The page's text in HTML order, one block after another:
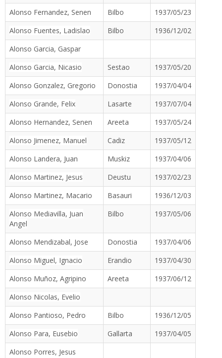
Alonso Fernandez, Senen
Bilbo
1937/05/23
Alonso Fuentes, Ladislao
Bilbo
1936/12/02
Alonso Garcia, Gaspar
Alonso Garcia, Nicasio
Sestao
1937/05/20
Alonso Gonzalez, Gregorio
Donostia
1937/04/04
Alonso Grande, Felix
Lasarte
1937/07/04
Alonso Hernandez, Senen
Areeta
1937/05/24
Alonso Jimenez, Manuel
Cadiz
1937/05/12
Alonso Landera, Juan
Muskiz
1937/04/06
Alonso Martinez, Jesus
Deustu
1937/02/23
Alonso Martinez, Macario
Basauri
1936/12/03
Alonso Mediavilla, Juan
Angel
Bilbo 1937/05/06
Alonso Mendizabal, Jose Donostia
1937/04/06
Alonso Miguel, Ignacio
Erandio
1937/04/30
Alonso Muñoz, Agripino
Areeta
1937/06/12
Alonso Nicolas, Evelio
Alonso Pantioso, Pedro
Bilbo
1936/12/05
Alonso Para, Eusebio
Gallarta
1937/04/05
Alonso Porres, Jesus